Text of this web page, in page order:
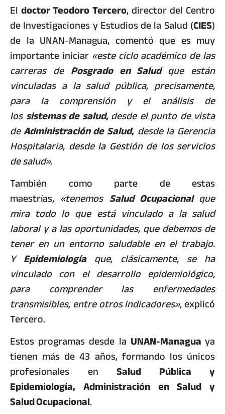
Eldoctor Teodoro Tercero, director del Centro
de Investigaciones y Estudios de la Salud (CIES)
de la UNAN-Managua, comentó que es muy
importante iniciar «este ciclo académico de las
carreras de Posgrado en Salud que están
vinculadas a la salud pública, precisamente,
para la comprensión y el análisis de
lossistemas de salud,desde el punto de vista
deAdministración de Salud, desde la Gerencia
Hospitalaria, desde la Gestión de los servicios
de salud».
También como parte de estas
maestrías, «tenemos Salud Ocupacional que
mira todo lo que está vinculado a la salud
laboral y a las oportunidades, que debemos de
tener en un entorno saludable en el trabajo.
Y Epidemiologíaque, clásicamente, se ha
vinculado con el desarrollo epidemiológico,
para comprender las enfermedades
transmisibles, entre otros indicadores», explicó
Tercero.
Estos programas desde la UNAN-Managuaya
tienen más de 43 años, formando los únicos
profesionales en Salud Pública y
Epidemiología, Administración en Salud y
Salud Ocupacional.